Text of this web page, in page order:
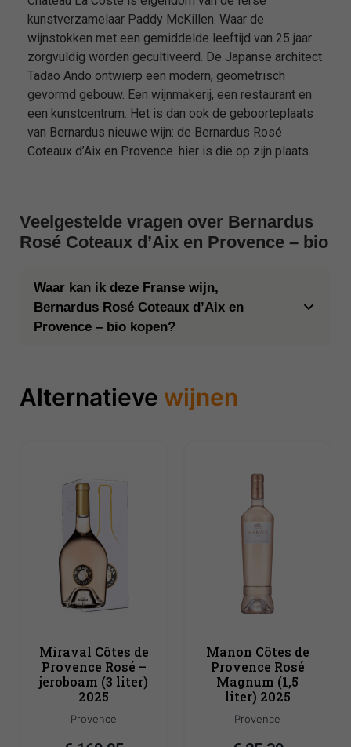
kunstverzamelaar Paddy McKillen. Waar de
wijnstokken met een gemiddelde leeftijd van 25 jaar
zorgvuldig worden gecultiveerd. De Japanse architect
Tadao Ando ontwierp een modern, geometrisch
gevormd gebouw. Een wijnmakerij, een restaurant en
een kunstcentrum. Het is dan ook de geboorteplaats
van Bernardus nieuwe wijn: de Bernardus Rosé
Coteaux d’Aix en Provence. hier is die op zijn plaats.
Veelgestelde vragen over Bernardus
Rosé Coteaux d’Aix en Provence – bio
Waar kan ik deze Franse wijn,
Bernardus Rosé Coteaux d’Aix en
Provence – bio kopen?
Alternatieve wijnen
Miraval Côtes de
Provence Rosé –
jeroboam (3 liter)
2025
Provence
Manon Côtes de
Provence Rosé
Magnum (1,5
liter) 2025
Provence